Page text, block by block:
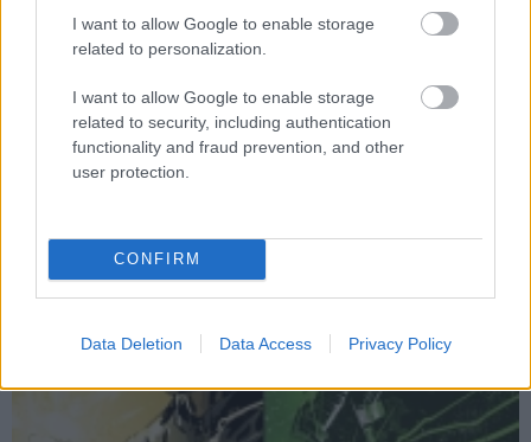
I want to allow Google to enable storage
related to personalization.
I want to allow Google to enable storage
related to security, including authentication
functionality and fraud prevention, and other
user protection.
CONFIRM
Data Deletion Data Access Privacy Policy
Nathan Fillion is csatlakozott a Lanterns
| 2025.04.02 12:39
Két új színészt igazolt az HBO-féle Lanterns tévésorozat.